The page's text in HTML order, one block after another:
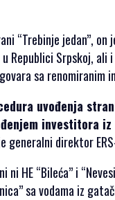
“Trebinje jedan”,
Republici Srpskoj, ali
sa
uvođenja
investitora
generalni direktor
ni HE “Bileća” i
sa vodama iz